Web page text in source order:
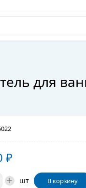
для
₽
+ шт В корзину